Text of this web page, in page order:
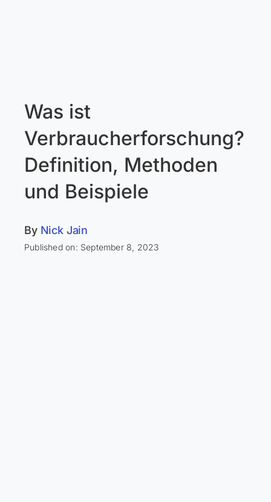
Was ist
Verbraucherforschung?
Definition, Methoden
und Beispiele
By Nick Jain
Published on: September 8, 2023